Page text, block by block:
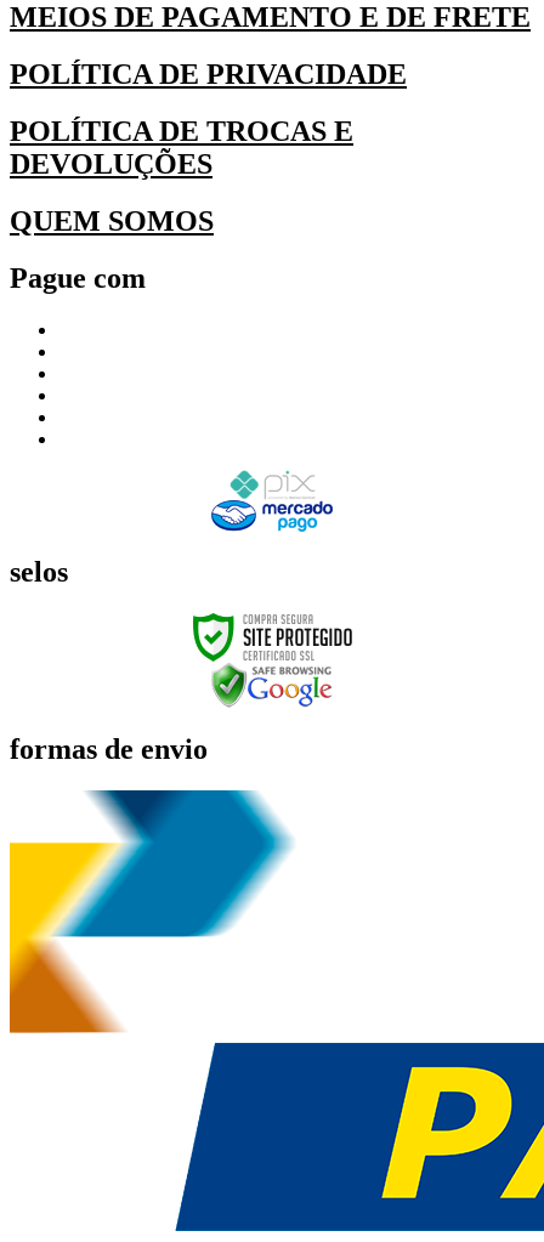
MEIOS DE PAGAMENTO E DE FRETE
POLÍTICA DE PRIVACIDADE
POLÍTICA DE TROCAS E
DEVOLUÇÕES
QUEM SOMOS
Pague com
selos
formas de envio